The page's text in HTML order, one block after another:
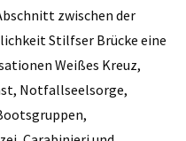
zwischen der
Stilfser Brücke eine
Weißes Kreuz,
Notfallseelsorge,